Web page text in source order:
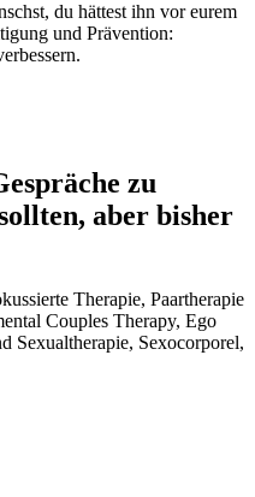
du hättest ihn vor eurem
und Prävention:
zu
aber bisher
Therapie, Paartherapie
Couples Therapy, Ego
Sexualtherapie, Sexocorporel,